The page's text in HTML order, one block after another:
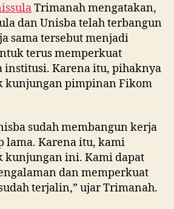
Trimanah mengatakan,
dan Unisba telah terbangun
sama tersebut menjadi
terus memperkuat
institusi. Karena itu, pihaknya
kunjungan pimpinan Fikom
sudah membangun kerja
lama. Karena itu, kami
kunjungan ini. Kami dapat
dan memperkuat
terjalin,” ujar Trimanah.